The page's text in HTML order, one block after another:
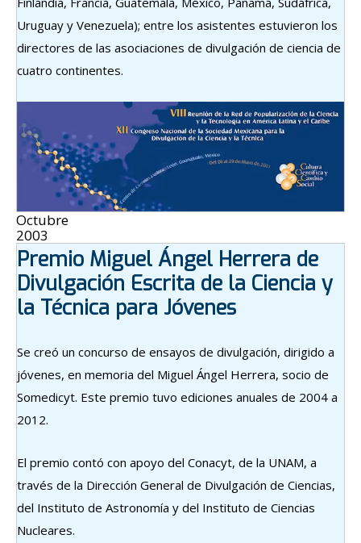
Uruguay y Venezuela); entre los asistentes estuvieron los
directores de las asociaciones de divulgación de ciencia de
cuatro continentes.
Octubre
2003
Premio Miguel Ángel Herrera de
Divulgación Escrita de la Ciencia y
la Técnica para Jóvenes
Se creó un concurso de ensayos de divulgación, dirigido a
jóvenes, en memoria del Miguel Ángel Herrera, socio de
Somedicyt. Este premio tuvo ediciones anuales de 2004 a
2012.
El premio contó con apoyo del Conacyt, de la UNAM, a
través de la Dirección General de Divulgación de Ciencias,
del Instituto de Astronomía y del Instituto de Ciencias
Nucleares.